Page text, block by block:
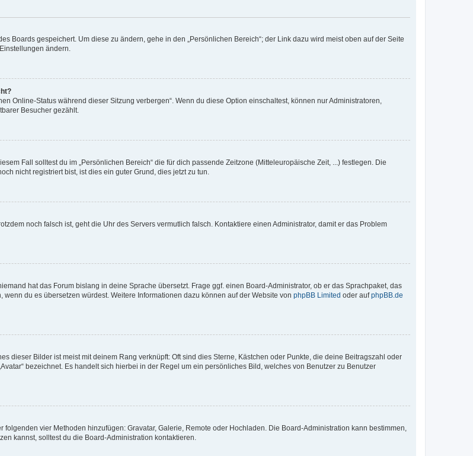
Boards gespeichert. Um diese zu ändern, gehe in den „Persönlichen Bereich“; der Link dazu wird meist oben auf der Seite
ändern.
Online-Status während dieser Sitzung verbergen“. Wenn du diese Option einschaltest, können nur Administratoren,
Besucher gezählt.
Fall solltest du im „Persönlichen Bereich“ die für dich passende Zeitzone (Mitteleuropäische Zeit, ...) festlegen. Die
nicht registriert bist, ist dies ein guter Grund, dies jetzt zu tun.
noch falsch ist, geht die Uhr des Servers vermutlich falsch. Kontaktiere einen Administrator, damit er das Problem
hat das Forum bislang in deine Sprache übersetzt. Frage ggf. einen Board-Administrator, ob er das Sprachpaket, das
du es übersetzen würdest. Weitere Informationen dazu können auf der Website von phpBB Limited oder aufphpBB.de
dieser Bilder ist meist mit deinem Rang verknüpft: Oft sind dies Sterne, Kästchen oder Punkte, die deine Beitragszahl oder
bezeichnet. Es handelt sich hierbei in der Regel um ein persönliches Bild, welches von Benutzer zu Benutzer
vier Methoden hinzufügen: Gravatar, Galerie, Remote oder Hochladen. Die Board-Administration kann bestimmen,
kannst, solltest du die Board-Administration kontaktieren.